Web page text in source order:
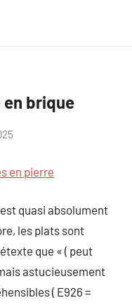
en brique
en pierre
quasi absolument
les plats sont
que « ( peut
astucieusement
( E926 =